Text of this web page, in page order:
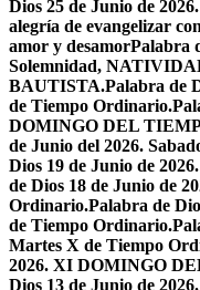
Dios 25 de Junio de
alegría de evangelizar
amor y desamorPalabra
Solemnidad,
BAUTISTA.Palabra de
de Tiempo Ordinario.
DOMINGO DEL
de Junio del 2026.
Dios 19 de Junio de
de Dios 18 de Junio de
Ordinario.Palabra de
de Tiempo Ordinario.
Martes X de Tiempo
2026. XI DOMINGO
Dios 13 de Junio de